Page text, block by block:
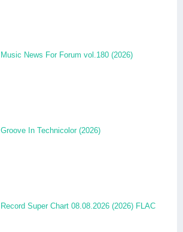
Music News For Forum vol.180 (2026)
Groove In Technicolor (2026)
Record Super Chart 08.08.2026 (2026) FLAC